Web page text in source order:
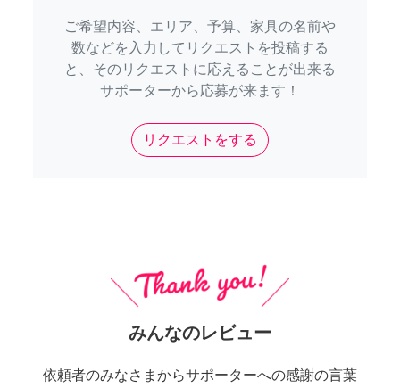
ご希望内容、エリア、予算、家具の名前や
数などを入力してリクエストを投稿する
と、そのリクエストに応えることが出来る
サポーターから応募が来ます！
リクエストをする
みんなのレビュー
依頼者のみなさまからサポーターへの感謝の言葉